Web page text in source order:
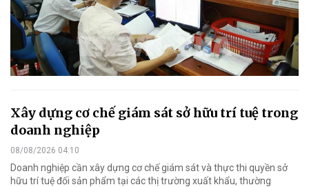
Xây dựng cơ chế giám sát sở hữu trí tuệ trong
doanh nghiệp
08/08/2026 04:10
Doanh nghiệp cần xây dựng cơ chế giám sát và thực thi quyền sở
hữu trí tuệ đối sản phẩm tại các thị trường xuất khẩu, thường